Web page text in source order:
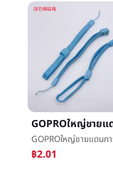
฿2.01